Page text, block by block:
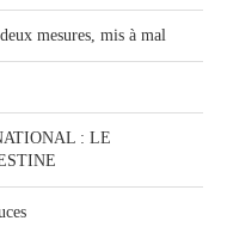
mesures, mis à mal
: LE